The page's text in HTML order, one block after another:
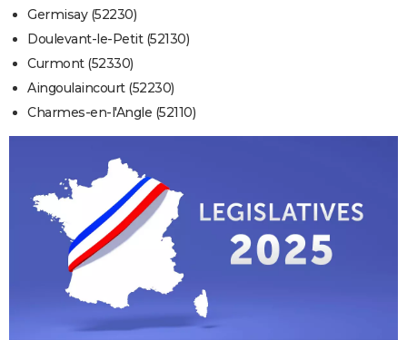
Germisay (52230)
Doulevant-le-Petit (52130)
Curmont (52330)
Aingoulaincourt (52230)
Charmes-en-l'Angle (52110)